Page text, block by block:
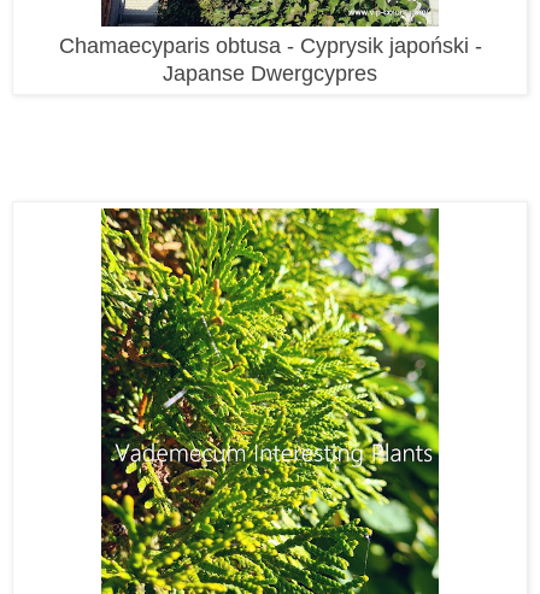
Chamaecyparis obtusa - Cyprysik japoński -
Japanse Dwergcypres